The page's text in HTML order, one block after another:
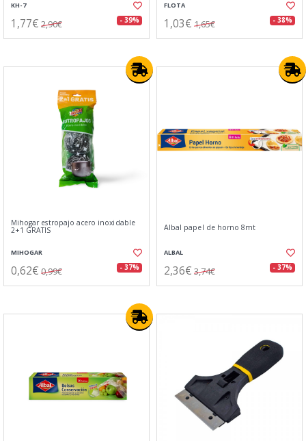
KH-7
1,77€ 2,90€ - 39%
FLOTA
1,03€ 1,65€ - 38%
Mihogar estropajo acero inoxidable
2+1 GRATIS
MIHOGAR
0,62€ 0,99€ - 37%
Albal papel de horno 8mt
ALBAL
2,36€ 3,74€ - 37%